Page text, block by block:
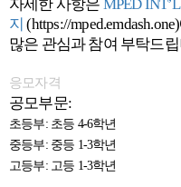
자세한 사항은 MPED
지 (https://
많은 관심과 참여 부탁드
응모자격
공모부문:
초등부: 초등 4-6학년
중등부: 중등 1-3학년
고등부: 고등 1-3학년